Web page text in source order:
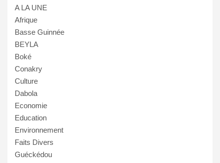
A LA UNE
Afrique
Basse Guinnée
BEYLA
Boké
Conakry
Culture
Dabola
Economie
Education
Environnement
Faits Divers
Guéckédou